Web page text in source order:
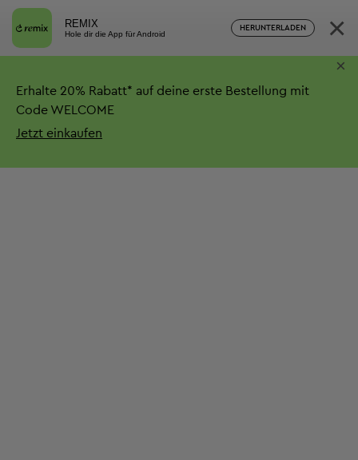
REMIX
Hole dir die App für Android
HERUNTERLADEN ×
Erhalte 20% Rabatt* auf deine erste Bestellung mit
Code WELCOME
Jetzt einkaufen
×